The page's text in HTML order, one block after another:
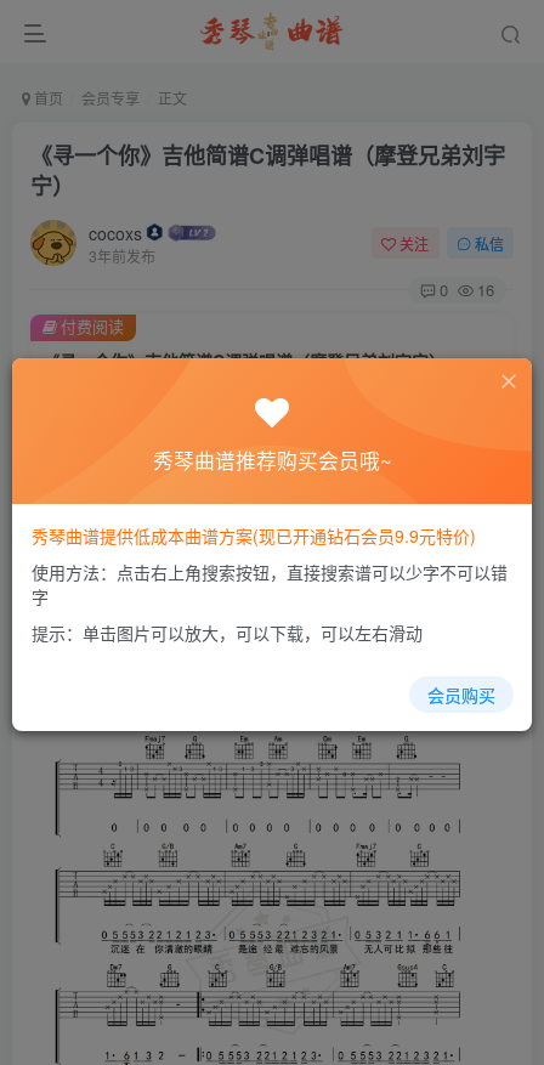
首页 会员专享 正文
《寻一个你》吉他简谱C调弹唱谱（摩登兄弟刘宇
宁）
cocoxs
3年前发布
关注 私信
0 16
《寻一个你》吉他简谱C调弹唱谱（摩登兄弟刘宇宁）
会员专属资源
免费
您暂无购买权限，请先开通会员
开通会员
付费阅读
秀琴曲谱推荐购买会员哦~
秀琴曲谱提供低成本曲谱方案(现已开通钻石会员9.9元特价)
使用方法：点击右上角搜索按钮，直接搜索谱可以少字不可以错
字
提示：单击图片可以放大，可以下载，可以左右滑动
会员购买